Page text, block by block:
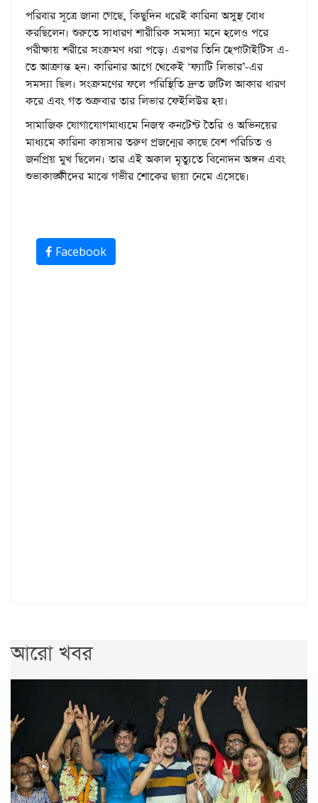
পরিবার সূত্রে জানা গেছে, কিছুদিন ধরেই কারিনা অসুস্থ বোধ
করছিলেন। শুরুতে সাধারণ শারীরিক সমস্যা মনে হলেও পরে
পরীক্ষায় শরীরে সংক্রমণ ধরা পড়ে। এরপর তিনি হেপাটাইটিস এ-
তে আক্রান্ত হন। কারিনার আগে থেকেই ‘ফ্যাটি লিভার’-এর
সমস্যা ছিল। সংক্রমণের ফলে পরিস্থিতি দ্রুত জটিল আকার ধারণ
করে এবং গত শুক্রবার তার লিভার ফেইলিউর হয়।
সামাজিক যোগাযোগমাধ্যমে নিজস্ব কনটেন্ট তৈরি ও অভিনয়ের
মাধ্যমে কারিনা কায়সার তরুণ প্রজন্মের কাছে বেশ পরিচিত ও
জনপ্রিয় মুখ ছিলেন। তার এই অকাল মৃত্যুতে বিনোদন অঙ্গন এবং
শুভাকাঙ্ক্ষীদের মাঝে গভীর শোকের ছায়া নেমে এসেছে।
Facebook
আরো খবর